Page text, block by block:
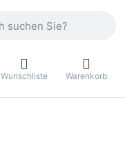
Wunschliste Warenkorb